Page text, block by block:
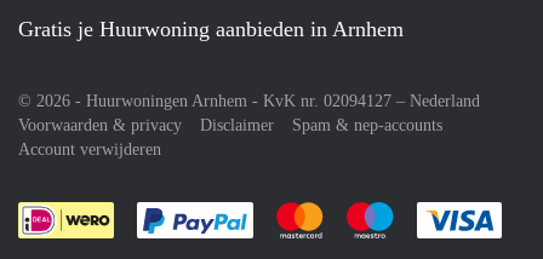
Gratis je Huurwoning aanbieden in Arnhem
© 2026 - Huurwoningen Arnhem - KvK nr. 02094127 – Nederland
Voorwaarden & privacy
Disclaimer
Spam & nep-accounts
Account verwijderen
Je rekent gemakkelijk af met Paypal
Je rekent gemakkelijk af met
Je rekent